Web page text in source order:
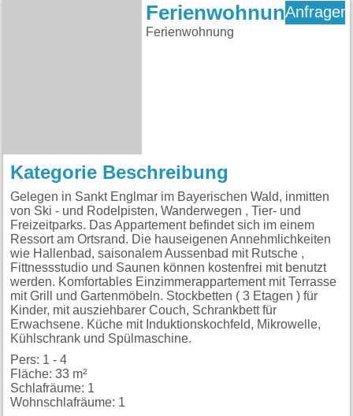
Ferienwohnung
Ferienwohnung
Anfragen
Kategorie Beschreibung
Gelegen in Sankt Englmar im Bayerischen Wald, inmitten
von Ski - und Rodelpisten, Wanderwegen , Tier- und
Freizeitparks. Das Appartement befindet sich im einem
Ressort am Ortsrand. Die hauseigenen Annehmlichkeiten
wie Hallenbad, saisonalem Aussenbad mit Rutsche ,
Fittnessstudio und Saunen können kostenfrei mit benutzt
werden. Komfortables Einzimmerappartement mit Terrasse
mit Grill und Gartenmöbeln. Stockbetten ( 3 Etagen ) für
Kinder, mit ausziehbarer Couch, Schrankbett für
Erwachsene. Küche mit Induktionskochfeld, Mikrowelle,
Kühlschrank und Spülmaschine.
Pers: 1 - 4
Fläche: 33 m²
Schlafräume: 1
Wohnschlafräume: 1